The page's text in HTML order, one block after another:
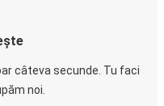
câteva secunde. Tu faci
noi.